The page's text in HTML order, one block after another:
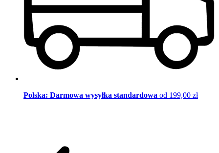
Polska: Darmowa wysyłka standardowa od 199,00 zł